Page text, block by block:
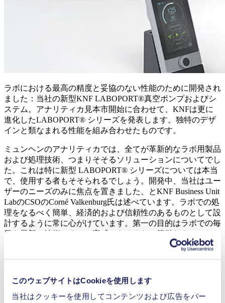
このウェブサイトはCookieを使用します
当社はクッキーを使用してコンテンツおよび広告をパー
ラボにおける最高の精度と妥協のない性能のために開発され
ました：当社の新型KNF LABOPORT®真空ポンプおよびシ
ステム。アナリティカ見本市開始に合わせて、KNFは更に
進化したLABOPORT® シリーズを発表します。独特のデザ
インと類なまれる性能を組み合わせたものです。
ミュンヘンのアナリティカでは、全てが革新的なラボ用製品
および処理技術、つまりそそるソリューションについてでし
た。これは特に新型 LABOPORT® シリーズについては本当
で、使用する者もそそられるでしょう。開発中、当社はユー
ザーのニーズのみに焦点を置きました、とKNF Business Unit
LabのCSOのCorné Valkenburg氏は述べています。ラボでの処
理をなるべく簡単、経済的および信頼性のあるものとして設
計するように常に心がけています。第一の目的はラボでの毎
日を最新の技術によって実感できるくらい簡単なものとし、
そして作業が楽しいということを保証することです。ユーザ
カスタマイズおよびモジュラー